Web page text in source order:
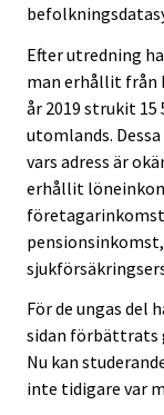
Efter utredning
man erhållit från
år 2019 strukit
utomlands.
vars adress är
erhållit
För de ungas del
sidan förbättrats
Nu kan
inte tidigare var